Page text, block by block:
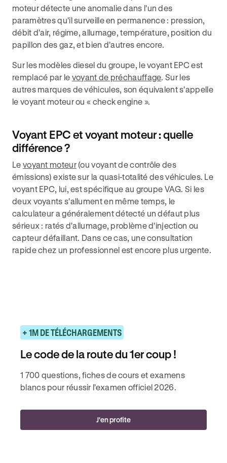
moteur détecte une anomalie dans l'un des
paramètres qu'il surveille en permanence : pression,
débit d'air, régime, allumage, température, position du
papillon des gaz, et bien d'autres encore.
Sur les modèles diesel du groupe, le voyant EPC est
remplacé par le voyant de préchauffage. Sur les
autres marques de véhicules, son équivalent s'appelle
le voyant moteur ou « check engine ».
Voyant EPC et voyant moteur : quelle
différence ?
Le voyant moteur(ou voyant de contrôle des
émissions) existe sur la quasi-totalité des véhicules. Le
voyant EPC, lui, est spécifique au groupe VAG. Si les
deux voyants s'allument en même temps, le
calculateur a généralement détecté un défaut plus
sérieux : ratés d'allumage, problème d'injection ou
capteur défaillant. Dans ce cas, une consultation
rapide chez un professionnel est encore plus urgente.
+ 1M DE TÉLÉCHARGEMENTS
Le code de la route du 1er coup !
1 700 questions, fiches de cours et examens
blancs pour réussir l'examen officiel 2026.
J'en profite